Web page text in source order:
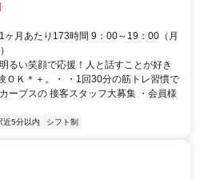
ヶ月あたり173時間 9：00～19：00（月
るい笑顔で応援！人と話すことが好き
ＯＫ＊＋。・ ・1回30分の筋トレ習慣で
ーブスの 接客スタッフ大募集 ・会員様
近5分以内 シフト制